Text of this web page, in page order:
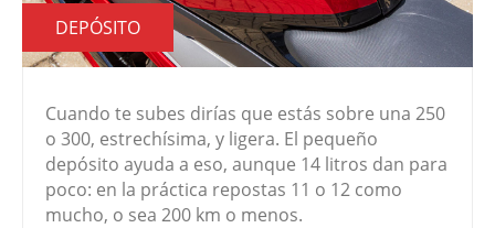
DEPÓSITO
Cuando te subes dirías que estás sobre una 250
o 300, estrechísima, y ligera. El pequeño
depósito ayuda a eso, aunque 14 litros dan para
poco: en la práctica repostas 11 o 12 como
mucho, o sea 200 km o menos.